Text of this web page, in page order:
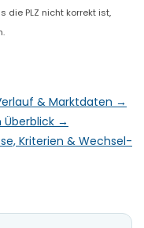
die PLZ nicht korrekt ist,
& Marktdaten →
Überblick →
Kriterien & Wechsel-